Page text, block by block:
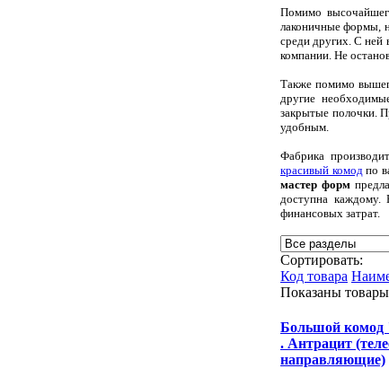
Помимо
лаконичные формы,
среди других. С ней
компании. Не
Также помимо
другие
закрытые полочки.
удобным.
Фабрика
красивый комод по
мастер форм
доступна каждому.
финансовых затрат.
Сортировать:
Код товара
Показаны товары
Большой комод
. Антрацит
направляющие)